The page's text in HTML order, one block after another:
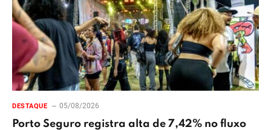
DESTAQUE 05/08/2026
Porto Seguro registra alta de 7,42% no fluxo